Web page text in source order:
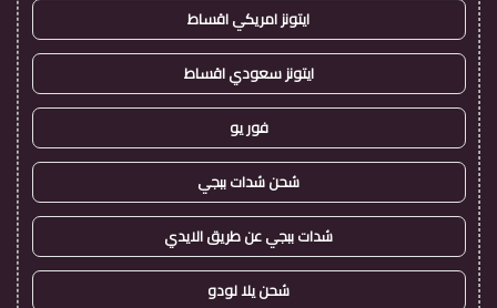
ايتونز امريكي اقساط
ايتونز سعودي اقساط
فور يو
شحن شدات ببجي
شدات ببجي عن طريق الايدي
شحن يلا لودو